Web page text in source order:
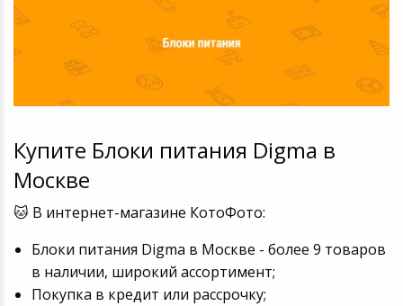
Купите Блоки питания Digma в
Москве
🐱 В интернет-магазине КотоФото:
Блоки питания Digma в Москве - более 9 товаров
в наличии, широкий ассортимент;
Покупка в кредит или рассрочку;